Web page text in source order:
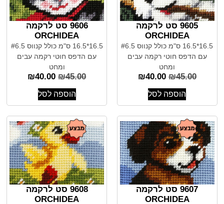
9605 סט לרקמה
ORCHIDEA
16.5*16.5 ס"מ כולל קנווס #6.5
עם הדפס חוטי רקמה עבים
ומחט
₪45.00
₪40.00
הוספה לסל
9606 סט לרקמה
ORCHIDEA
16.5*16.5 ס"מ כולל קנווס #6.5
עם הדפס חוטי רקמה עבים
ומחט
₪45.00
₪40.00
הוספה לסל
9607 סט לרקמה
ORCHIDEA
9608 סט לרקמה
ORCHIDEA